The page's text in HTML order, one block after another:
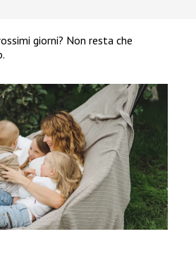
giorni? Non resta che